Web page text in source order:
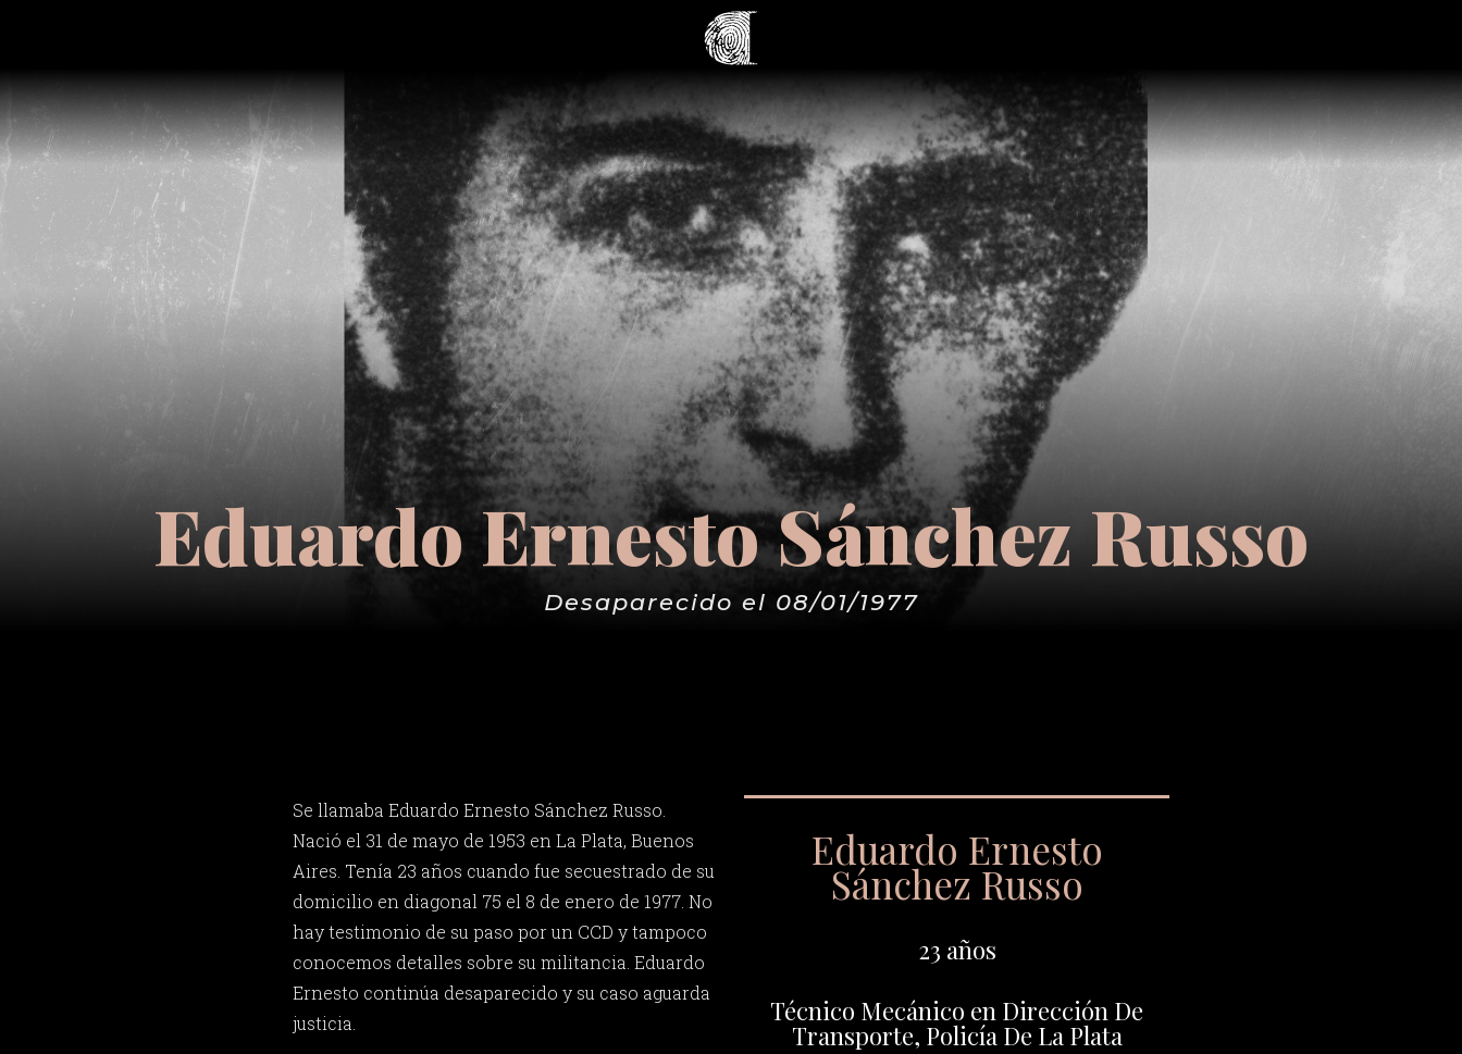
Eduardo Ernesto Sánchez Russo
Desaparecido el 08/01/1977
Se llamaba Eduardo Ernesto Sánchez Russo.
Nació el 31 de mayo de 1953 en La Plata, Buenos
Aires. Tenía 23 años cuando fue secuestrado de su
domicilio en diagonal 75 el 8 de enero de 1977. No
hay testimonio de su paso por un CCD y tampoco
conocemos detalles sobre su militancia. Eduardo
Ernesto continúa desaparecido y su caso aguarda
justicia.
Eduardo Ernesto
Sánchez Russo
23 años
Técnico Mecánico en Dirección De
Transporte, Policía De La Plata